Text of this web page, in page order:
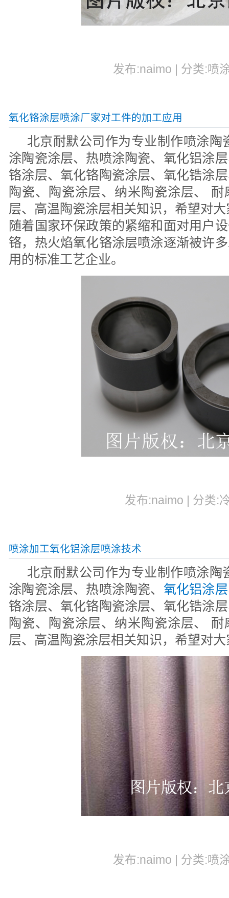
发布:naimo | 分类:喷
氧化铬涂层喷涂厂家对工件的加工应用
北京耐默公司作为专业制作喷涂陶
涂陶瓷涂层、热喷涂陶瓷、氧化铝涂
铬涂层、氧化铬陶瓷涂层、氧化锆涂
陶瓷、陶瓷涂层、纳米陶瓷涂层、
层、高温陶瓷涂层相关知识，希望对
随着国家环保政策的紧缩和面对用户
铬，热火焰氧化铬涂层喷涂逐渐被许
用的标准工艺企业。
发布:naimo | 分类:
喷涂加工氧化铝涂层喷涂技术
北京耐默公司作为专业制作喷涂陶
涂陶瓷涂层、热喷涂陶瓷、 氧化铝涂层
铬涂层、氧化铬陶瓷涂层、氧化锆涂
陶瓷、陶瓷涂层、纳米陶瓷涂层、
层、高温陶瓷涂层相关知识，希望对
发布:naimo | 分类:喷